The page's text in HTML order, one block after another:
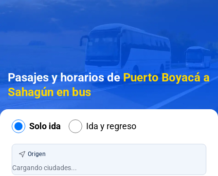
Pasajes y horarios dePuerto Boyacá a
Sahagún en bus
Solo ida Ida y regreso
Origen